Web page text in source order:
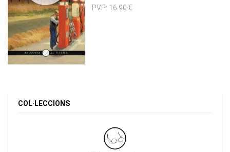
PVP: 16.90 €
COL·LECCIONS